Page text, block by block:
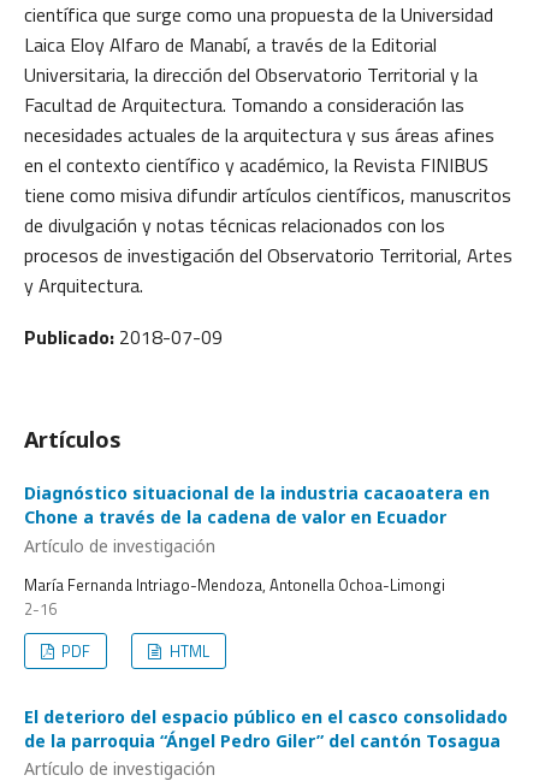
científica que surge como una propuesta de la Universidad
Laica Eloy Alfaro de Manabí, a través de la Editorial
Universitaria, la dirección del Observatorio Territorial y la
Facultad de Arquitectura. Tomando a consideración las
necesidades actuales de la arquitectura y sus áreas afines
en el contexto científico y académico, la Revista FINIBUS
tiene como misiva difundir artículos científicos, manuscritos
de divulgación y notas técnicas relacionados con los
procesos de investigación del Observatorio Territorial, Artes
y Arquitectura.
Publicado: 2018-07-09
Artículos
Diagnóstico situacional de la industria cacaoatera en
Chone a través de la cadena de valor en Ecuador
Artículo de investigación
María Fernanda Intriago-Mendoza, Antonella Ochoa-Limongi
2-16
PDF
HTML
El deterioro del espacio público en el casco consolidado
de la parroquia “Ángel Pedro Giler” del cantón Tosagua
Artículo de investigación